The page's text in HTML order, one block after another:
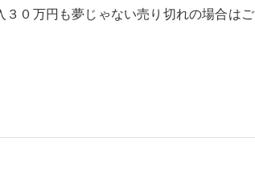
０万円も夢じゃない売り切れの場合はご